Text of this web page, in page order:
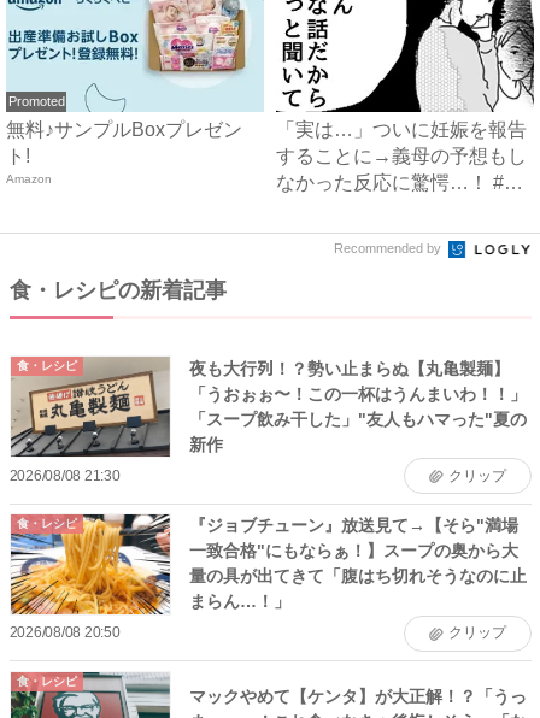
Promoted
無料♪サンプルBoxプレゼン
ト!
Amazon
「実は…」ついに妊娠を報告
することに→義母の予想もし
なかった反応に驚愕…！ #
Recommended by
食・レシピの新着記事
食・レシピ
夜も大行列！？勢い止まらぬ【丸亀製麺】
「うおぉぉ〜！この一杯はうんまいわ！！」
「スープ飲み干した」"友人もハマった"夏の
新作
2026/08/08 21:30 クリップ
食・レシピ
『ジョブチューン』放送見て→【そら"満場
一致合格"にもならぁ！】スープの奥から大
量の具が出てきて「腹はち切れそうなのに止
まらん…！」
2026/08/08 20:50 クリップ
食・レシピ
マックやめて【ケンタ】が大正解！？「うっ